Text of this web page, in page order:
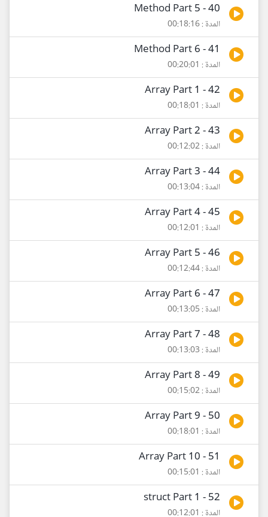
40 - Method Part 5
المدة : 00:18:16
41 - Method Part 6
المدة : 00:20:01
42 - Array Part 1
المدة : 00:18:01
43 - Array Part 2
المدة : 00:12:02
44 - Array Part 3
المدة : 00:13:04
45 - Array Part 4
المدة : 00:12:01
46 - Array Part 5
المدة : 00:12:44
47 - Array Part 6
المدة : 00:13:05
48 - Array Part 7
المدة : 00:13:03
49 - Array Part 8
المدة : 00:15:02
50 - Array Part 9
المدة : 00:18:01
51 - Array Part 10
المدة : 00:15:01
52 - struct Part 1
المدة : 00:12:01